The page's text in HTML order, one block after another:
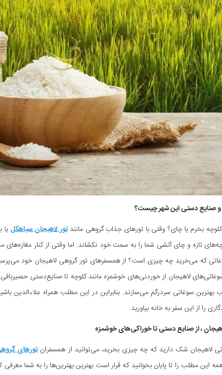
و صنایع دستی این شهر چیست؟
بخرم یا چای؟ وقتی با تورهای جذاب گروهی مانندتور لاهیجان سیاهکل
تازه و چای آتشی شما را به سمت خود نکشاند. اما وقتی از کنار
که می‌خرید چه چیزی است؟ از همسفرهای تور گروهی لاهیجان خود
لاهیجان از خوردنی‌های خوشمزه مانند کلوچه تا صنایع‌دستی حصیربافی
بهترین سوغاتی سردرگم می‌سازند. بنابراین در این مطلب همراه علاءالدین
را از این سفر به خانه بیاورید.
، از صنایع دستی تا خوراکی‌های خوشمزه
لاهیجان شک دارید که چه چیزی بخرید، می‌توانید از همسفرانتورهای
همه این مطلب را تا پایان بخوانید که قرار است بهترین بهترین‌ها را به شما